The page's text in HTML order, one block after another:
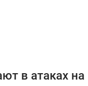
в атаках на